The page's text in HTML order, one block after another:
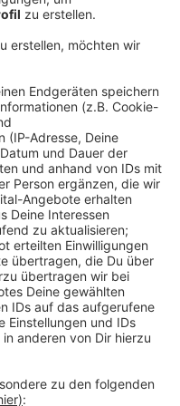
15:01
Ein, Zwei und
Familienhäusern hat
In dem
etwa 1/3
Bei den Zwei und
anders aus. Da
Und dadurch
Wohnungen in
Jahr 175 neue
über 300 neue